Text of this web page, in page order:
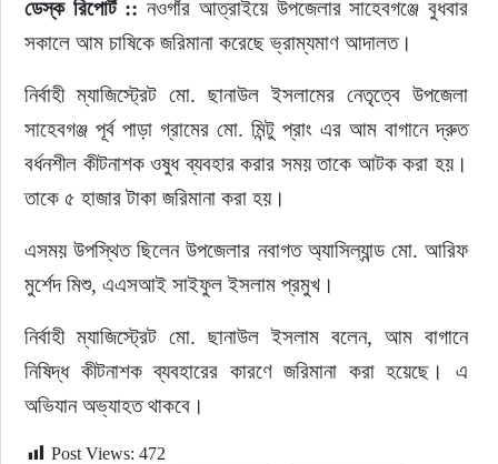
ইউরোপ
জাতীয়
তারুণ্য
ডেস্ক রিপোর্ট :: নওগাঁর আত্রাইয়ে উপজেলার সাহেবগঞ্জে বুধবার
সকালে আম চাষিকে জরিমানা করেছে ভ্রাম্যমাণ আদালত।
নির্বাহী ম্যাজিস্ট্রেট মো. ছানাউল ইসলামের নেতৃত্বে উপজেলা
সাহেবগঞ্জ পূর্ব পাড়া গ্রামের মো. মিন্টু প্রাং এর আম বাগানে দ্রুত
বর্ধনশীল কীটনাশক ওষুধ ব্যবহার করার সময় তাকে আটক করা হয়।
তাকে ৫ হাজার টাকা জরিমানা করা হয়।
এসময় উপস্থিত ছিলেন উপজেলার নবাগত অ্যাসিল্যান্ড মো. আরিফ
মুর্শেদ মিশু, এএসআই সাইফুল ইসলাম প্রমুখ।
নির্বাহী ম্যাজিস্ট্রেট মো. ছানাউল ইসলাম বলেন, আম বাগানে
নিষিদ্ধ কীটনাশক ব্যবহারের কারণে জরিমানা করা হয়েছে। এ
অভিযান অভ্যাহত থাকবে।
Post Views: 472